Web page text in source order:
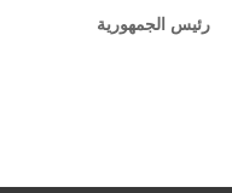
رئيس الجمهورية